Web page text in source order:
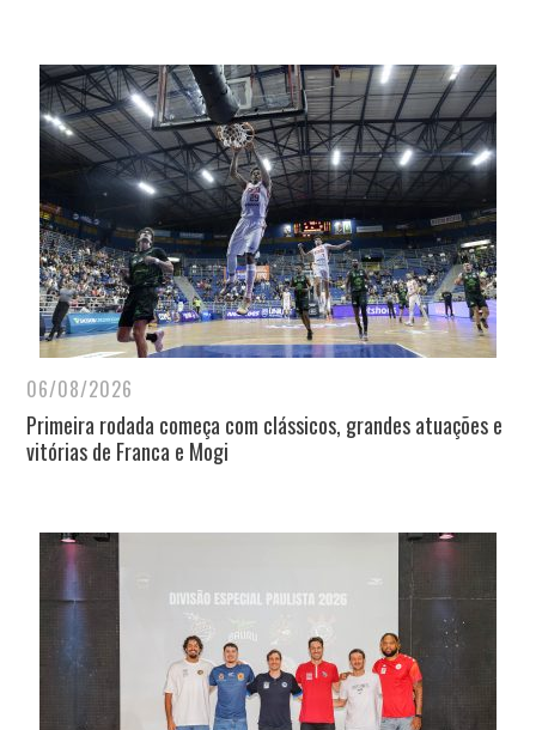
06/08/2026
Primeira rodada começa com clássicos, grandes atuações e
vitórias de Franca e Mogi